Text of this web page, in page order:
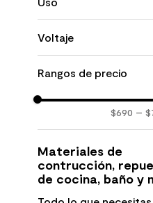
MOSTRAR 124 MÁS
Satinado
Aluminio
Madera
Desagüe
Adhesivos
Asientos
Limpiadores
MOSTRAR 51 MÁS
Solo Muro
Solo Piso
Escalera
Voltaje
Rangos de precio
$690 –
Materiales de
contrucción,
de cocina, baño y